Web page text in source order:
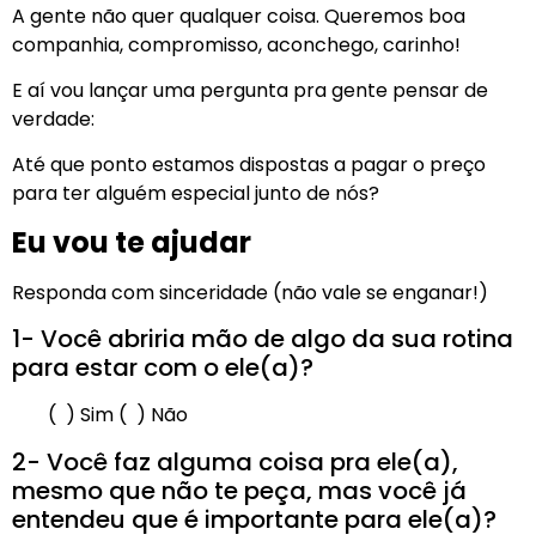
A gente não quer qualquer coisa. Queremos boa
companhia, compromisso, aconchego, carinho!
E aí vou lançar uma pergunta pra gente pensar de
verdade:
Até que ponto estamos dispostas a pagar o preço
para ter alguém especial junto de nós?
Eu vou te ajudar
Responda com sinceridade (não vale se enganar!)
1- Você abriria mão de algo da sua rotina
para estar com o ele(a)?
( ) Sim ( ) Não
2- Você faz alguma coisa pra ele(a),
mesmo que não te peça, mas você já
entendeu que é importante para ele(a)?